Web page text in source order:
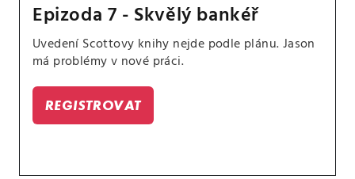
Epizoda 7 - Skvělý bankéř
Uvedení Scottovy knihy nejde podle plánu. Jason
má problémy v nové práci.
REGISTROVAT